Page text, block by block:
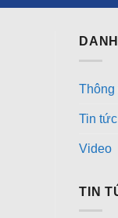
Thông
Tin tức
Video
TIN